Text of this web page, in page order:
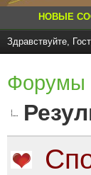
НОВЫЕ
Здравствуйте,
Форумы